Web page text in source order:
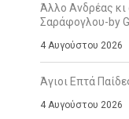
Άλλο Ανδρέας κι
Σαράφογλου-by
4 Αυγούστου 2026
Άγιοι Επτά
4 Αυγούστου 2026